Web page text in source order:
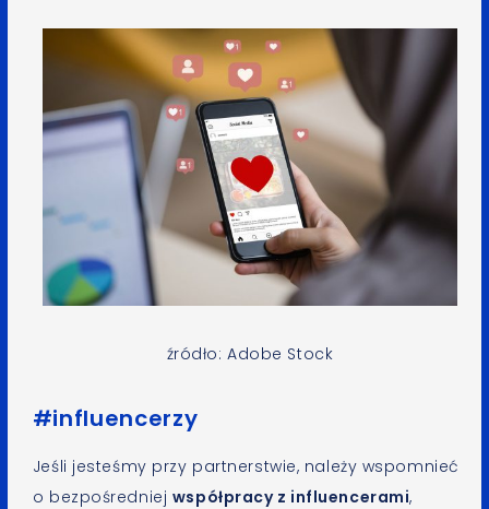
źródło: Adobe Stock
#influencerzy
Jeśli jesteśmy przy partnerstwie, należy wspomnieć
o bezpośredniej współpracy z influencerami,